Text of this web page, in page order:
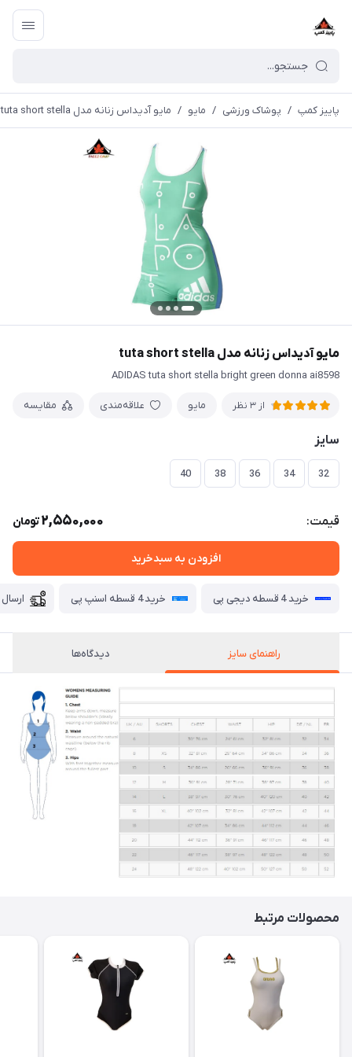
پاییز کمپ / پوشاک ورزشی / مايو / مایو آدیداس زنانه مدل tuta short stella
مایو آدیداس زنانه مدل tuta short stella
ADIDAS tuta short stella bright green donna ai8598
از 3 نظر مايو علاقه‌مندی مقایسه
سایز
32
34
36
38
40
قیمت: 2,550,000تومان
افزودن به سبدخرید
خرید 4 قسطه دیجی پی خرید 4 قسطه اسنپ پی
راهنمای سایز دیدگاه‌ها
محصولات مرتبط